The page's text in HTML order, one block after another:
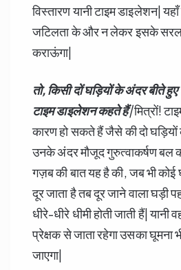
विस्तारण यानी टाइम डाइलेशन|
जटिलता के और न लेकर इसके
कराऊंगा|
तो,किसी दों घड़ियों के अंदर बीते
टाइम डाइलेशन कहते हैं|मित्रों!
कारण हो सकते हैं जैसे की दो
उनके अंदर मौजूद गुरुत्वाकर्षण बल
गज़ब की बात यह है की, जब भी
दूर जाता है तब दूर जाने वाला घड़ी
धीरे-धीरे धीमी होती जाती हैं| यानी
प्रेक्षक से जाता रहेगा उसका घूमना
जाएगा|